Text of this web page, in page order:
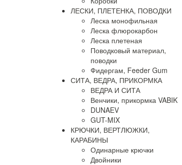
ЛЕСКИ, ПЛЕТЕНКА, ПОВОДКИ
Леска монофильная
Леска флюрокарбон
Леска плетеная
Поводковый материал,
поводки
Фидергам, Feeder Gum
СИТА, ВЕДРА, ПРИКОРМКА
ВЕДРА И СИТА
Венчики, прикормка VABIK
DUNAEV
GUT-MIX
КРЮЧКИ, ВЕРТЛЮЖКИ,
КАРАБИНЫ
Одинарные крючки
Двойники